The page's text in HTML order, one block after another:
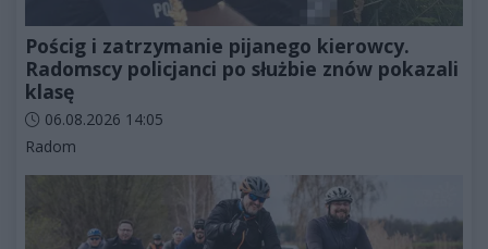
Pościg i zatrzymanie pijanego kierowcy.
Radomscy policjanci po służbie znów pokazali
klasę
Data dodania artykułu:
06.08.2026 14:05
Kategorie artykułu:
Radom